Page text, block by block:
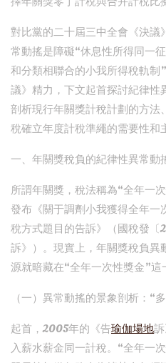
對比黨的二十屆三中全會《決議
常動搖是障礙“休息性所得同一
和分類相聯合的小我所得稅軌制
議》精力，下文起首探討紀律性
剖析現行年關獎計稅計劃的方法
稅確立年度計稅準繩的需要性和
一、年關獎稅負的紀律性異常動
所謂年關獎，稅法稱為“全年一
發布《關于調劑小我獲得全年
稅方式題目的告訴》（國稅發
訴》）。現實上，年關獎稅負異
源就暗藏在“全年一次性獎金”這
（一）異常動搖的景象剖析：“
起首，2005年的《告瑜伽場地
入薪水薪金同一計稅。“全年一